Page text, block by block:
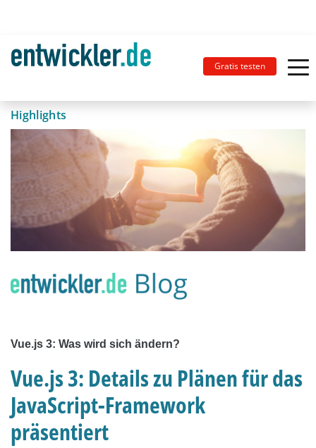
Gratis testen
Highlights
Vue.js 3: Was wird sich ändern?
Vue.js 3: Details zu Plänen für das
JavaScript-Framework
präsentiert